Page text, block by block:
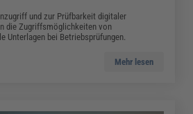
und zur Prüfbarkeit digitaler
die Zugriffsmöglichkeiten von
Unterlagen bei Betriebsprüfungen.
Mehr lesen